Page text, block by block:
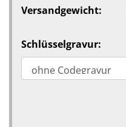
Versandgewicht:
Schlüsselgravur: